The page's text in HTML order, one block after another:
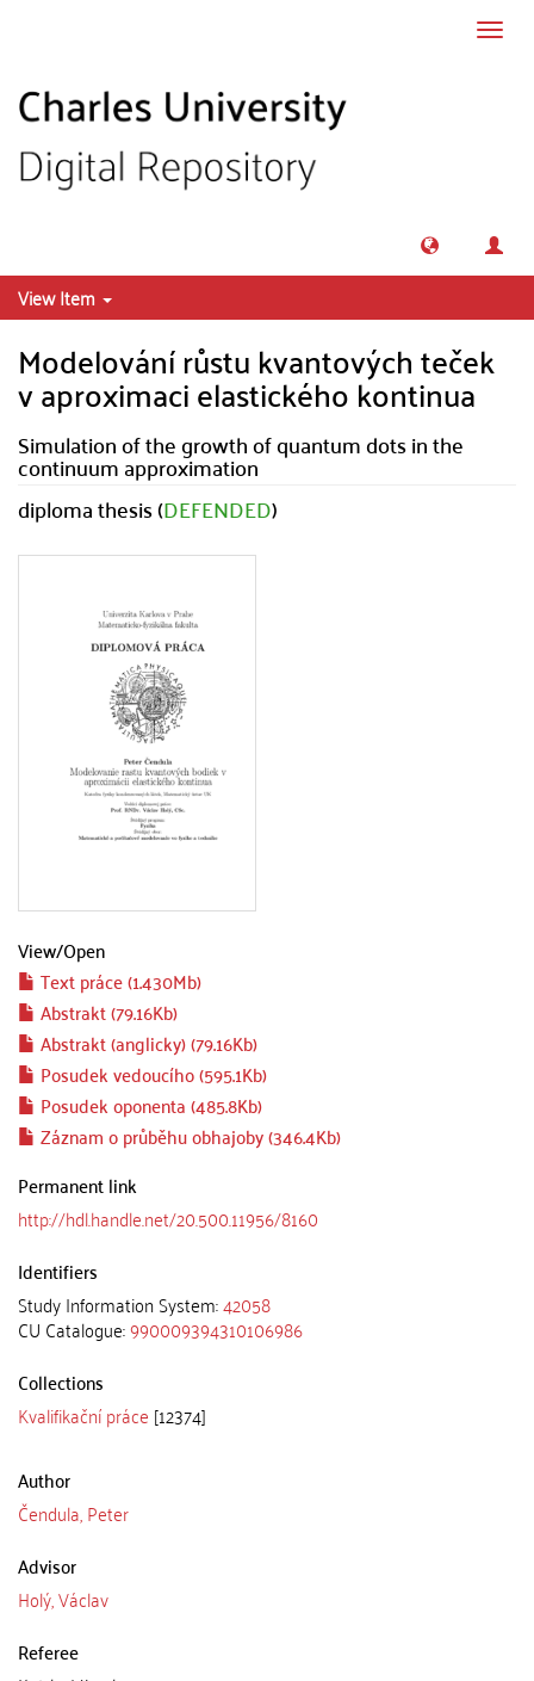
View Item
Modelování růstu kvantových teček
v aproximaci elastického kontinua
Simulation of the growth of quantum dots in the
continuum approximation
diploma thesis (DEFENDED)
View/Open
Text práce (1.430Mb)
Abstrakt (79.16Kb)
Abstrakt (anglicky) (79.16Kb)
Posudek vedoucího (595.1Kb)
Posudek oponenta (485.8Kb)
Záznam o průběhu obhajoby (346.4Kb)
Permanent link
http://hdl.handle.net/20.500.11956/8160
Identifiers
Study Information System:42058
CU Catalogue:990009394310106986
Collections
Kvalifikační práce [12374]
Author
Čendula, Peter
Advisor
Holý, Václav
Referee